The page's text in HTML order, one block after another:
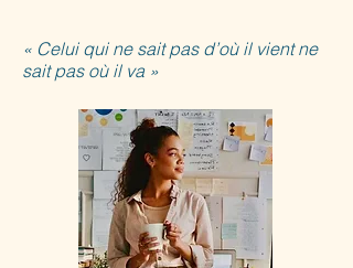
« Celui qui ne sait pas d’où il vient ne
sait pas où il va »